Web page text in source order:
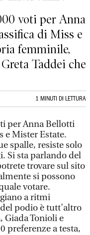
voti per Anna
di Miss e
femminile,
Taddei che
1 MINUTI DI LETTURA
per Anna Bellotti
e Mister Estate.
spalle, resiste solo
Si sta parlando del
trovare sul sito
si possono
votare.
a ritmi
podio è tutt’altro
Giada Tonioli e
preferenze a testa,